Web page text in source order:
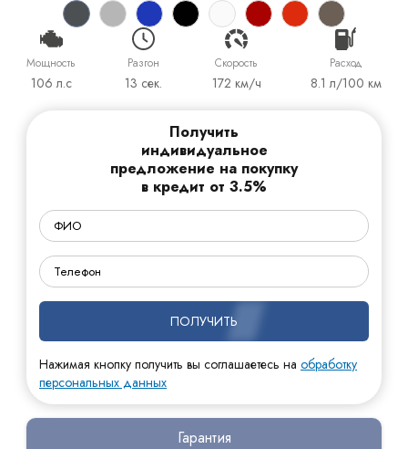
Мощность
106 л.с
Разгон
13 сек.
Cкорость
172 км/ч
Расход
8.1 л/100 км
Получить
индивидуальное
предложение на покупку
в кредит от 3.5%
ПОЛУЧИТЬ
Нажимая кнопку получить вы соглашаетесь на обработку
персональных данных
Гарантия